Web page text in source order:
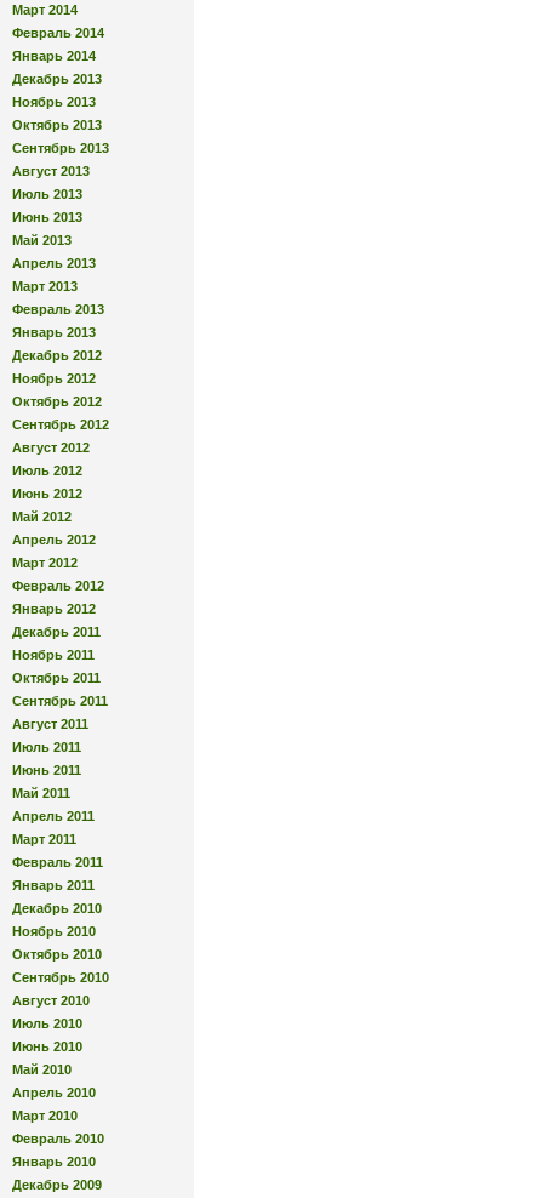
Март 2014
Февраль 2014
Январь 2014
Декабрь 2013
Ноябрь 2013
Октябрь 2013
Сентябрь 2013
Август 2013
Июль 2013
Июнь 2013
Май 2013
Апрель 2013
Март 2013
Февраль 2013
Январь 2013
Декабрь 2012
Ноябрь 2012
Октябрь 2012
Сентябрь 2012
Август 2012
Июль 2012
Июнь 2012
Май 2012
Апрель 2012
Март 2012
Февраль 2012
Январь 2012
Декабрь 2011
Ноябрь 2011
Октябрь 2011
Сентябрь 2011
Август 2011
Июль 2011
Июнь 2011
Май 2011
Апрель 2011
Март 2011
Февраль 2011
Январь 2011
Декабрь 2010
Ноябрь 2010
Октябрь 2010
Сентябрь 2010
Август 2010
Июль 2010
Июнь 2010
Май 2010
Апрель 2010
Март 2010
Февраль 2010
Январь 2010
Декабрь 2009